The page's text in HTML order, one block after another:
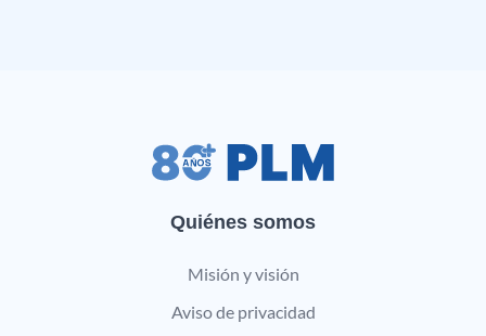
Quiénes somos
Misión y visión
Aviso de privacidad